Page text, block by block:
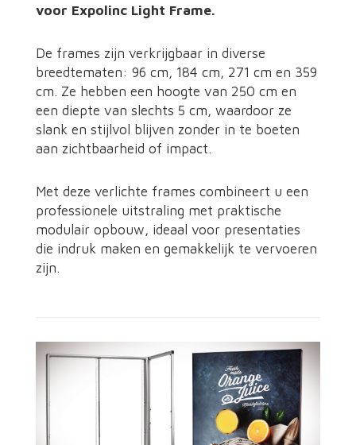
voor Expolinc Light Frame.
De frames zijn verkrijgbaar in diverse
breedtematen: 96 cm, 184 cm, 271 cm en 359
cm. Ze hebben een hoogte van 250 cm en
een diepte van slechts 5 cm, waardoor ze
slank en stijlvol blijven zonder in te boeten
aan zichtbaarheid of impact.
Met deze verlichte frames combineert u een
professionele uitstraling met praktische
modulair opbouw, ideaal voor presentaties
die indruk maken en gemakkelijk te vervoeren
zijn.